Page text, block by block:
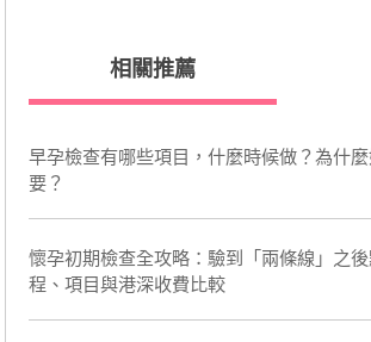
相關推薦
早孕檢查有哪些項目，什麼時候做？為什
要？
懷孕初期檢查全攻略：驗到「兩條線」之
程、項目與港深收費比較